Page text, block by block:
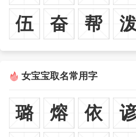
伍
奋 帮
女宝宝取名常用字
璐 熔 依